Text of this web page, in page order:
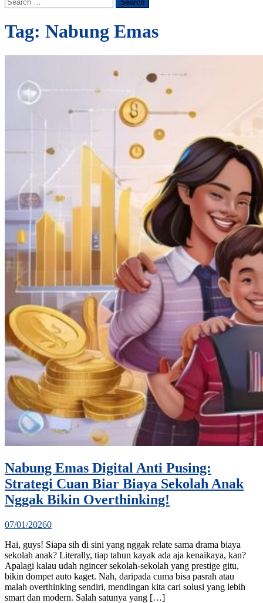
for:
Tag: Nabung Emas
Nabung Emas Digital Anti Pusing:
Strategi Cuan Biar Biaya Sekolah Anak
Nggak Bikin Overthinking!
07/01/20260
Hai, guys! Siapa sih di sini yang nggak relate sama drama biaya
sekolah anak? Literally, tiap tahun kayak ada aja kenaikaya, kan?
Apalagi kalau udah ngincer sekolah-sekolah yang prestige gitu,
bikin dompet auto kaget. Nah, daripada cuma bisa pasrah atau
malah overthinking sendiri, mendingan kita cari solusi yang lebih
smart dan modern. Salah satunya yang […]